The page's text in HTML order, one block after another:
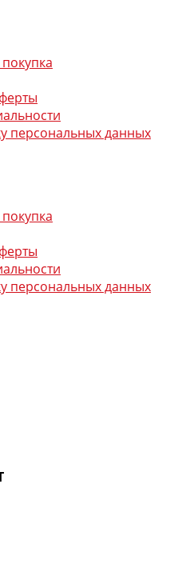
персональных данных
персональных данных